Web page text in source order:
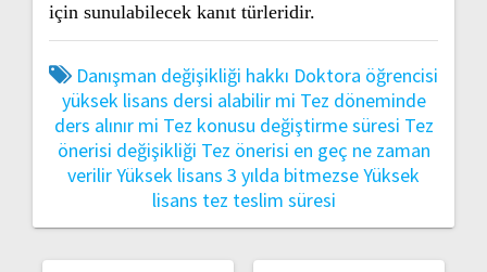
için sunulabilecek kanıt türleridir.
Danışman değişikliği hakkı Doktora öğrencisi
yüksek lisans dersi alabilir mi Tez döneminde
ders alınır mi Tez konusu değiştirme süresi Tez
önerisi değişikliği Tez önerisi en geç ne zaman
verilirYüksek lisans 3 yılda bitmezseYüksek
lisans tez teslim süresi